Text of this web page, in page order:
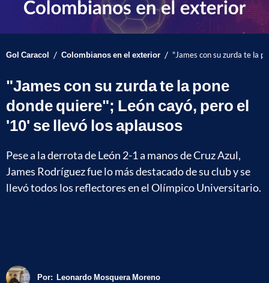
Gol Caracol / Colombianos en el exterior / "James con su zurda te la
"James con su zurda te la pone
donde quiere"; León cayó, pero el
'10' se llevó los aplausos
Pese a la derrota de León 2-1 a manos de Cruz Azul,
James Rodríguez fue lo más destacado de su club y se
llevó todos los reflectores en el Olímpico Universitario.
Por: Leonardo Mosquera Moreno